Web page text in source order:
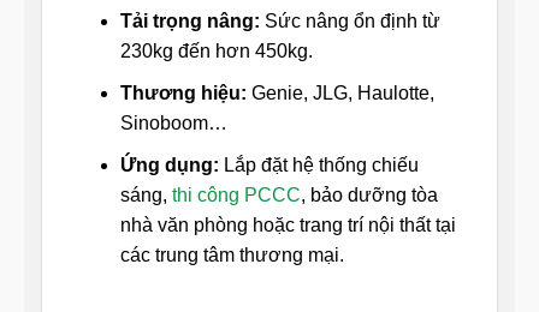
Tải trọng nâng: Sức nâng ổn định từ
230kg đến hơn 450kg.
Thương hiệu: Genie, JLG, Haulotte,
Sinoboom…
Ứng dụng: Lắp đặt hệ thống chiếu
sáng, thi công PCCC, bảo dưỡng tòa
nhà văn phòng hoặc trang trí nội thất tại
các trung tâm thương mại.